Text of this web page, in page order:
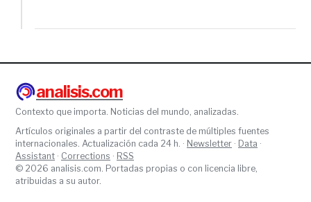
analisis.com
Contexto que importa. Noticias del mundo, analizadas.
Artículos originales a partir del contraste de múltiples fuentes
internacionales. Actualización cada 24 h. · Newsletter · Data ·
Assistant · Corrections · RSS
© 2026 analisis.com. Portadas propias o con licencia libre,
atribuidas a su autor.